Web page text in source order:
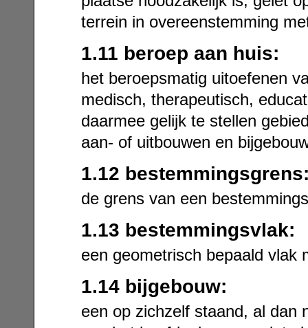
terrein in overeenstemming
1.11 beroep aan huis:
het beroepsmatig uitoefenen
medisch, therapeutisch,
daarmee gelijk te stellen
aan- of uitbouwen en
1.12
de grens van een
1.13 bestemmingsvlak:
een geometrisch bepaald vlak
1.14 bijgebouw:
een op zichzelf staand, al dan